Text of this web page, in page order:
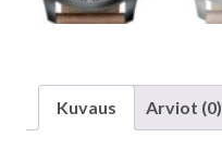
Kuvaus Arviot (0)